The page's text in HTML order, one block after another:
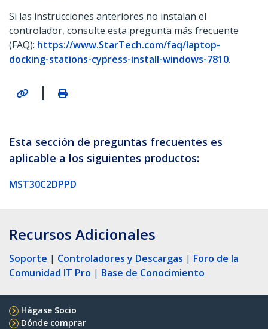
Si las instrucciones anteriores no instalan el
controlador, consulte esta pregunta más frecuente
(FAQ): https://www.StarTech.com/faq/laptop-
docking-stations-cypress-install-windows-7810.
|
Esta sección de preguntas frecuentes es
aplicable a los siguientes productos:
MST30C2DPPD
Recursos Adicionales
Soporte | Controladores y Descargas | Foro de la
Comunidad IT Pro | Base de Conocimiento
Hágase Socio
Dónde comprar